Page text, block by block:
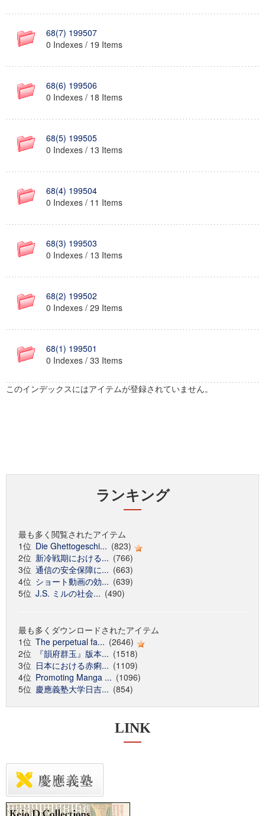
68(7) 199507
0 Indexes / 19 Items
68(6) 199506
0 Indexes / 18 Items
68(5) 199505
0 Indexes / 13 Items
68(4) 199504
0 Indexes / 11 Items
68(3) 199503
0 Indexes / 13 Items
68(2) 199502
0 Indexes / 29 Items
68(1) 199501
0 Indexes / 33 Items
このインデックスにはアイテムが登録されていません。
ランキング
最も多く閲覧されたアイテム
1位 Die Ghettogeschi... (823)
2位 新冷戦期における... (766)
3位 通信の安全保障に... (663)
4位 ショート動画の効... (639)
5位 J.S. ミルの社会... (490)
最も多くダウンロードされたアイテム
1位 The perpetual fa... (2646)
2位
『韻府群玉』版本... (1518)
3位 日本における赤痢... (1109)
4位 Promoting Manga ... (1096)
5位 慶應義塾大学日吉... (854)
LINK